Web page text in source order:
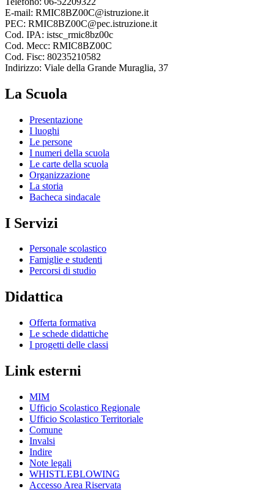
E-mail: RMIC8BZ00C@istruzione.it
PEC: RMIC8BZ00C@pec.istruzione.it
Cod. IPA: istsc_rmic8bz00c
Cod. Mecc: RMIC8BZ00C
Cod. Fisc: 80235210582
Indirizzo: Viale della Grande Muraglia, 37
La Scuola
Presentazione
I luoghi
Le persone
I numeri della scuola
Le carte della scuola
Organizzazione
La storia
Bacheca sindacale
I Servizi
Personale scolastico
Famiglie e studenti
Percorsi di studio
Didattica
Offerta formativa
Le schede didattiche
I progetti delle classi
Link esterni
MIM
Ufficio Scolastico Regionale
Ufficio Scolastico Territoriale
Comune
Invalsi
Indire
Note legali
WHISTLEBLOWING
Accesso Area Riservata